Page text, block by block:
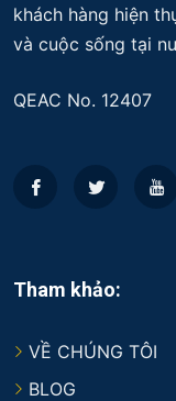
khách hàng hiện
và cuộc sống tại
QEAC No. 12407
Tham khảo:
VỀ CHÚNG TÔI
BLOG